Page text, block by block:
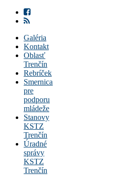
Galéria
Kontakt
Oblasť
Trenčín
Rebríček
Smernica
pre
podporu
mládeže
Stanovy
KSTZ
Trenčín
Úradné
správy
KSTZ
Trenčín